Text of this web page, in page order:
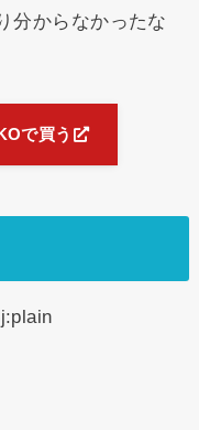
分からなかったな
で買う